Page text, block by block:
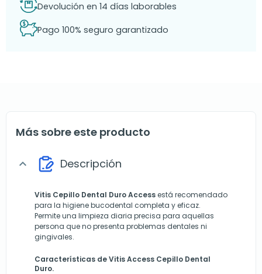
Devolución en 14 días laborables
Pago 100% seguro garantizado
Más sobre este producto
expand_more Descripción
Vitis Cepillo Dental Duro Accessestá recomendado
para la higiene bucodental completa y eficaz.
Permite una limpieza diaria precisa para aquellas
persona que no presenta problemas dentales ni
gingivales.
Características de Vitis Access Cepillo Dental
Duro.